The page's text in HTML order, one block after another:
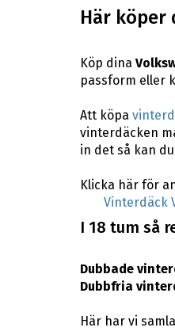
Här köper
Köp dina
passform eller
Att köpa
vinterdäcken
in det så kan
Klicka här för
Vinterdäck
I 18 tum så
Dubbade
Dubbfria
Här har vi